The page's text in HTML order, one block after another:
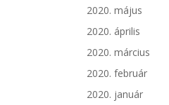
2020. május
2020. április
2020. március
2020. február
2020. január